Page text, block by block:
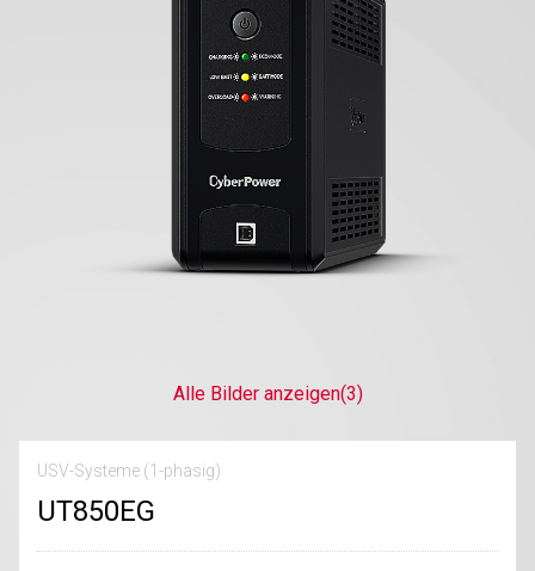
Alle Bilder anzeigen(3)
USV-Systeme (1-phasig)
UT850EG